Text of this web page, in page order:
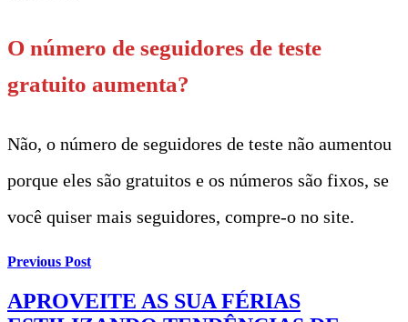
O número de seguidores de teste
gratuito aumenta?
Não, o número de seguidores de teste não aumentou
porque eles são gratuitos e os números são fixos, se
você quiser mais seguidores, compre-o no site.
Previous Post
APROVEITE AS SUA FÉRIAS